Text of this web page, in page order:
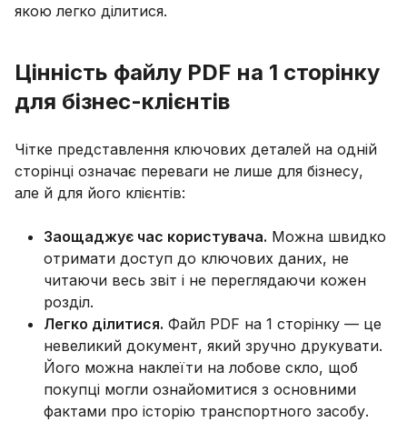
якою легко ділитися.
Цінність файлу PDF на 1 сторінку
для бізнес-клієнтів
Чітке представлення ключових деталей на одній
сторінці означає переваги не лише для бізнесу,
але й для його клієнтів:
Заощаджує час користувача. Можна швидко
отримати доступ до ключових даних, не
читаючи весь звіт і не переглядаючи кожен
розділ.
Легко ділитися. Файл PDF на 1 сторінку — це
невеликий документ, який зручно друкувати.
Його можна наклеїти на лобове скло, щоб
покупці могли ознайомитися з основними
фактами про історію транспортного засобу.